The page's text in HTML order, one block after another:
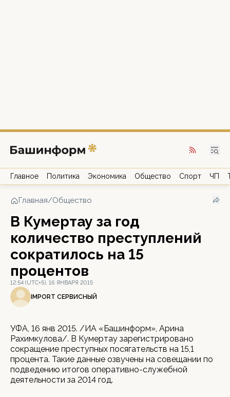
Главное Политика Экономика Общество Спорт ЧП
Главная/Общество
В Кумертау за год
количество преступлений
сократилось на 15
процентов
12:54 (UTC+5), 16 ЯНВАРЯ 2015
IMPORT СЕРВИСНЫЙ
УФА, 16 янв 2015. /ИА «Башинформ», Арина
Рахимкулова/. В Кумертау зарегистрировано
сокращение преступных посягательств на 15,1
процента. Такие данные озвучены на совещании по
подведению итогов оперативно-служебной
деятельности за 2014 год.